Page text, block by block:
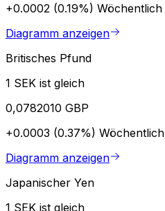
+0.0002 (0.19%) Wöchentlich
Diagramm anzeigen
Britisches Pfund
1 SEK ist gleich
0,0782010 GBP
+0.0003 (0.37%) Wöchentlich
Diagramm anzeigen
Japanischer Yen
1 SEK ist gleich